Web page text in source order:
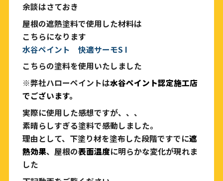
余談はさておき
屋根の遮熱塗料で使用した材料は
こちらになります
水谷ペイント 快適サーモS I
こちらの塗料を使用いたしました
※弊社ハローペイントは水谷ペイント認定施工店
でございます。
実際に使用した感想ですが、、、
素晴らしすぎる塗料で感動しました。
理由として、下塗り材を塗布した段階ですでに遮
熱効果、屋根の表面温度に明らかな変化が現れま
した